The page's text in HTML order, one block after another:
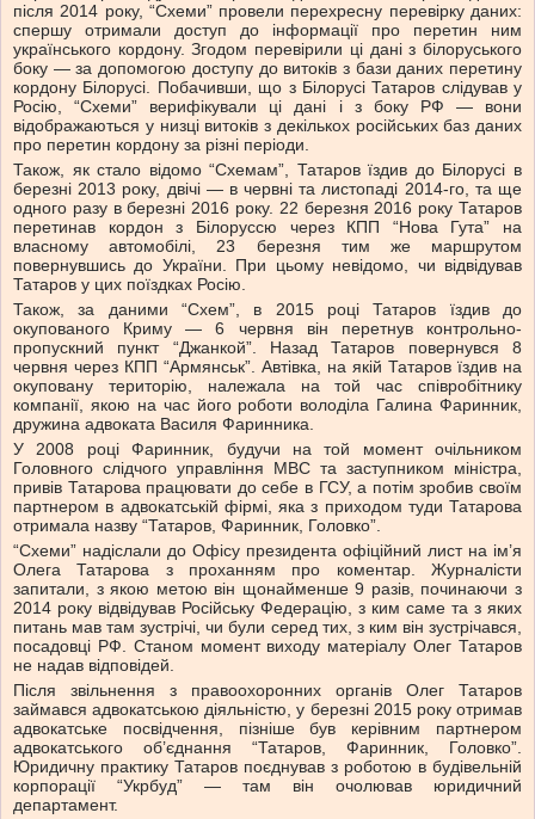
після 2014 року, “Схеми” провели перехресну перевірку даних:
спершу отримали доступ до інформації про перетин ним
українського кордону. Згодом перевірили ці дані з білоруського
боку — за допомогою доступу до витоків з бази даних перетину
кордону Білорусі. Побачивши, що з Білорусі Татаров слідував у
Росію, “Схеми” верифікували ці дані і з боку РФ — вони
відображаються у низці витоків з декількох російських баз даних
про перетин кордону за різні періоди.
Також, як стало відомо “Схемам”, Татаров їздив до Білорусі в
березні 2013 року, двічі — в червні та листопаді 2014-го, та ще
одного разу в березні 2016 року. 22 березня 2016 року Татаров
перетинав кордон з Білоруссю через КПП “Нова Гута” на
власному автомобілі, 23 березня тим же маршрутом
повернувшись до України. При цьому невідомо, чи відвідував
Татаров у цих поїздках Росію.
Також, за даними “Схем”, в 2015 році Татаров їздив до
окупованого Криму — 6 червня він перетнув контрольно-
пропускний пункт “Джанкой”. Назад Татаров повернувся 8
червня через КПП “Армянськ”. Автівка, на якій Татаров їздив на
окуповану територію, належала на той час співробітнику
компанії, якою на час його роботи володіла Галина Фаринник,
дружина адвоката Василя Фаринника.
У 2008 році Фаринник, будучи на той момент очільником
Головного слідчого управління МВС та заступником міністра,
привів Татарова працювати до себе в ГСУ, а потім зробив своїм
партнером в адвокатській фірмі, яка з приходом туди Татарова
отримала назву “Татаров, Фаринник, Головко”.
“Схеми” надіслали до Офісу президента офіційний лист на ім’я
Олега Татарова з проханням про коментар. Журналісти
запитали, з якою метою він щонайменше 9 разів, починаючи з
2014 року відвідував Російську Федерацію, з ким саме та з яких
питань мав там зустрічі, чи були серед тих, з ким він зустрічався,
посадовці РФ. Станом момент виходу матеріалу Олег Татаров
не надав відповідей.
Після звільнення з правоохоронних органів Олег Татаров
займався адвокатською діяльністю, у березні 2015 року отримав
адвокатське посвідчення, пізніше був керівним партнером
адвокатського об’єднання “Татаров, Фаринник, Головко”.
Юридичну практику Татаров поєднував з роботою в будівельній
корпорації “Укрбуд” — там він очолював юридичний
департамент.